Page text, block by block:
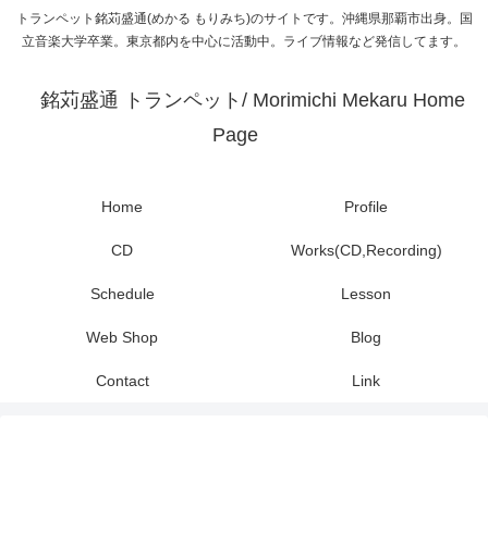
トランペット銘苅盛通(めかる もりみち)のサイトです。沖縄県那覇市出身。国
立音楽大学卒業。東京都内を中心に活動中。ライブ情報など発信してます。
銘苅盛通 トランペット/ Morimichi Mekaru Home
Page
Home Profile
CD Works(CD,Recording)
Schedule Lesson
Web Shop Blog
Contact Link